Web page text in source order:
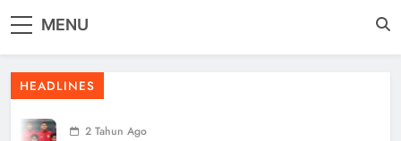
Pinjaman dari Barcelona
Trabzonspor Mulai Negosiasi Mohamed Salah, Tes
Medis Dijadwalkan 5 Agustus
Malang United U-13 Juara Piala Soeratin Kota Malang
2026, Siap Tatap Putaran Provinsi
MENU
HEADLINES
2 Tahun Ago